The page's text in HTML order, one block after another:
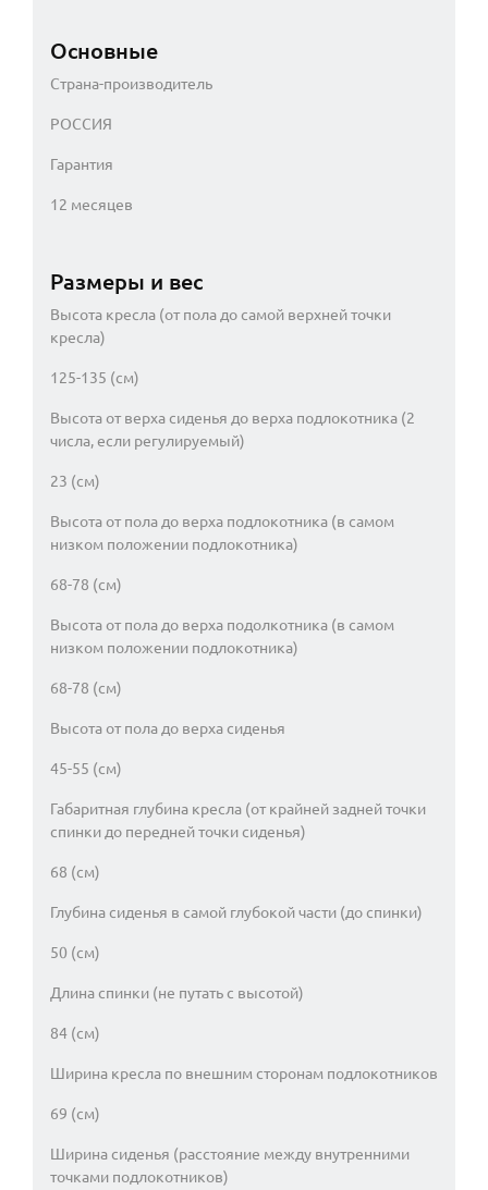
Основные
Страна-производитель
РОССИЯ
Гарантия
12 месяцев
Размеры и вес
Высота кресла (от пола до самой верхней точки
кресла)
125-135 (см)
Высота от верха сиденья до верха подлокотника (2
числа, если регулируемый)
23 (см)
Высота от пола до верха подлокотника (в самом
низком положении подлокотника)
68-78 (см)
Высота от пола до верха подолкотника (в самом
низком положении подлокотника)
68-78 (см)
Высота от пола до верха сиденья
45-55 (см)
Габаритная глубина кресла (от крайней задней точки
спинки до передней точки сиденья)
68 (см)
Глубина сиденья в самой глубокой части (до спинки)
50 (см)
Длина спинки (не путать с высотой)
84 (см)
Ширина кресла по внешним сторонам подлокотников
69 (см)
Ширина сиденья (расстояние между внутренними
точками подлокотников)